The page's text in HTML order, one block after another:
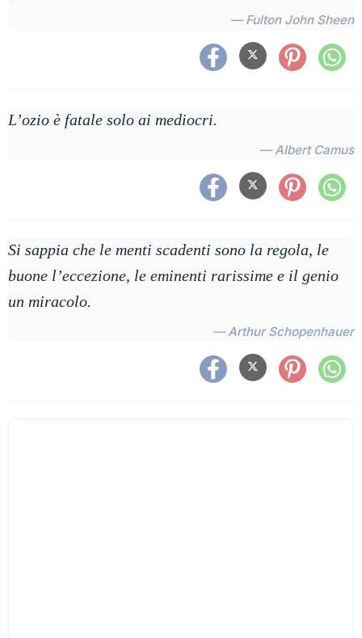
— Fulton John Sheen
L’ozio è fatale solo ai mediocri.
— Albert Camus
Si sappia che le menti scadenti sono la regola, le
buone l’eccezione, le eminenti rarissime e il genio
un miracolo.
— Arthur Schopenhauer